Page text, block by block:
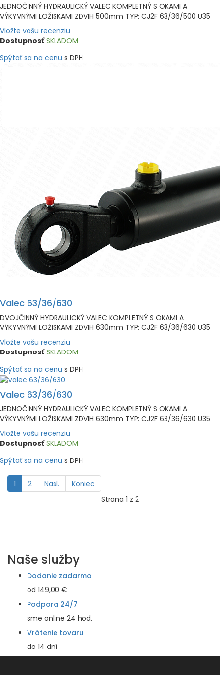
JEDNOČINNÝ HYDRAULICKÝ VALEC KOMPLETNÝ S OKAMI A
VÝKYVNÝMI LOŽISKAMI ZDVIH 500mm TYP: CJ2F 63/36/500 U35
Vložte vašu recenziu
Dostupnosť SKLADOM
Spýtať sa na cenu s DPH
Valec 63/36/630
DVOJČINNÝ HYDRAULICKÝ VALEC KOMPLETNÝ S OKAMI A
VÝKYVNÝMI LOŽISKAMI ZDVIH 630mm TYP: CJ2F 63/36/630 U35
Vložte vašu recenziu
Dostupnosť SKLADOM
Spýtať sa na cenu s DPH
Valec 63/36/630
JEDNOČINNÝ HYDRAULICKÝ VALEC KOMPLETNÝ S OKAMI A
VÝKYVNÝMI LOŽISKAMI ZDVIH 630mm TYP: CJ2F 63/36/630 U35
Vložte vašu recenziu
Dostupnosť SKLADOM
Spýtať sa na cenu s DPH
1 2 Nasl.
Koniec
Strana 1 z 2
Naše služby
Dodanie zadarmo
od 149,00 €
Podpora 24/7
sme online 24 hod.
Vrátenie tovaru
do 14 dní